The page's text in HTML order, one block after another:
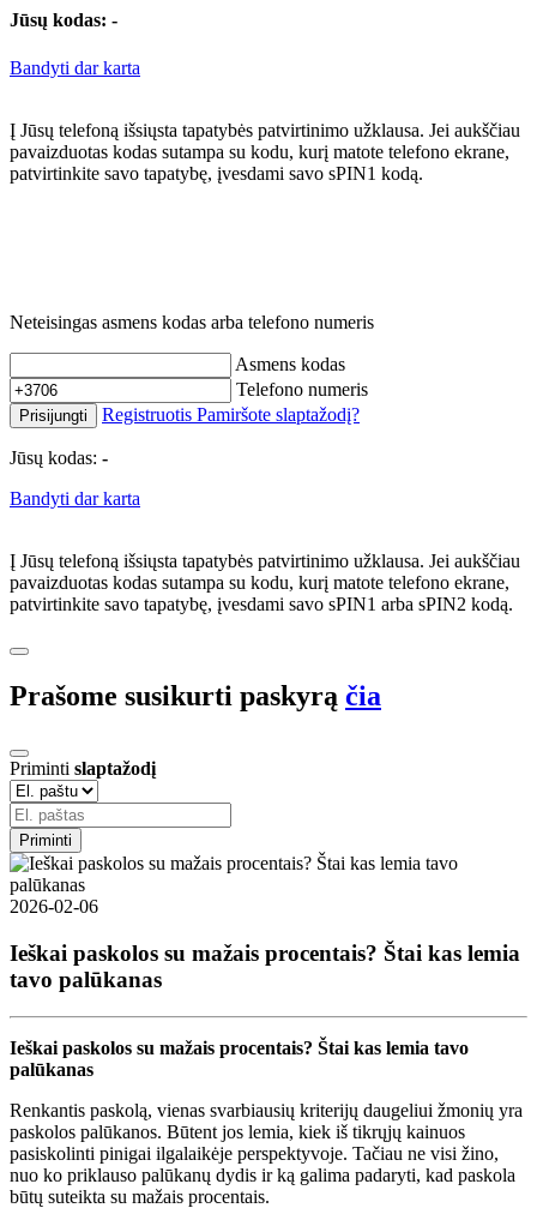
Jūsų kodas: -
Bandyti dar karta
Į Jūsų telefoną išsiųsta tapatybės patvirtinimo užklausa. Jei aukščiau
pavaizduotas kodas sutampa su kodu, kurį matote telefono ekrane,
patvirtinkite savo tapatybę, įvesdami savo sPIN1 kodą.
Neteisingas asmens kodas arba telefono numeris
Asmens kodas
Telefono numeris
Prisijungti Registruotis Pamiršote slaptažodį?
Jūsų kodas: -
Bandyti dar karta
Į Jūsų telefoną išsiųsta tapatybės patvirtinimo užklausa. Jei aukščiau
pavaizduotas kodas sutampa su kodu, kurį matote telefono ekrane,
patvirtinkite savo tapatybę, įvesdami savo sPIN1 arba sPIN2 kodą.
Prašome susikurti paskyrą čia
Priminti slaptažodį
Priminti
2026-02-06
Ieškai paskolos su mažais procentais? Štai kas lemia
tavo palūkanas
Ieškai paskolos su mažais procentais? Štai kas lemia tavo
palūkanas
Renkantis paskolą, vienas svarbiausių kriterijų daugeliui žmonių yra
paskolos palūkanos. Būtent jos lemia, kiek iš tikrųjų kainuos
pasiskolinti pinigai ilgalaikėje perspektyvoje. Tačiau ne visi žino,
nuo ko priklauso palūkanų dydis ir ką galima padaryti, kad paskola
būtų suteikta su mažais procentais.